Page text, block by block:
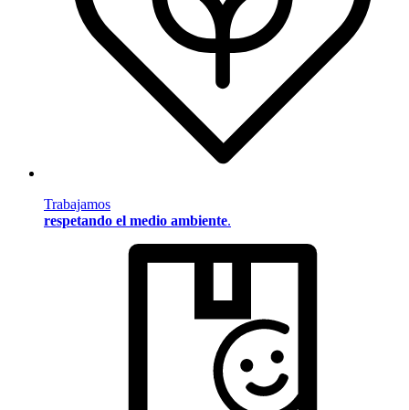
Trabajamos
respetando el medio ambiente.